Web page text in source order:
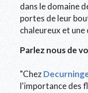
dans le domaine
portes de leur
chaleureux et
Parlez nous de
"Chez
l'importance des